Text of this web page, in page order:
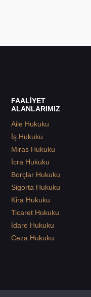
FAALİYET
ALANLARIMIZ
Aile Hukuku
İş Hukuku
Miras Hukuku
İcra Hukuku
Borçlar Hukuku
Sigorta Hukuku
Kira Hukuku
Ticaret Hukuku
İdare Hukuku
Ceza Hukuku